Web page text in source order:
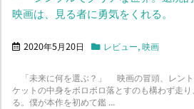
映画は、見る者に勇気をくれる。
2020年5月20日 レビュー,映画
「未来に何を選ぶ？」 映画の冒頭、レン
ケットの中身をボロボロ落とすのも構わず走
る。僕が本作を初めて鑑 ...